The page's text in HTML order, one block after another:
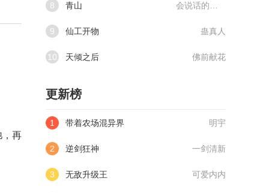
，再
8 青山
9 仙工开物 蛊真人
10 天倾之后 佛前献花
更新榜
1 带着农场混异界 明宇
2 逆剑狂神 一剑清新
3 无敌升级王 可爱内内